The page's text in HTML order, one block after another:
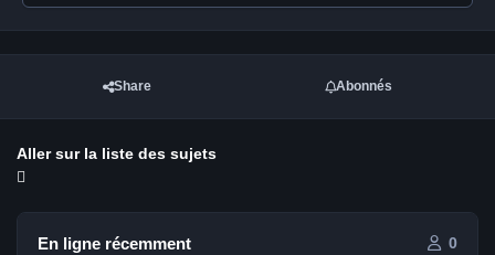
Share Abonnés
Aller sur la liste des sujets
En ligne récemment 0